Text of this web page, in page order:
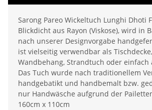
Sarong Pareo Wickeltuch Lunghi Dhoti
Blickdicht aus Rayon (Viskose), wird in
nach unserer Designvorgabe
ist vielseitig verwendbar als
Wandbehang, Strandtuch oder einfach
Das Tuch wurde nach traditionellem
handgebatikt und handbemalt bzw.
nur Handwäsche aufgrund der
160cm x 110cm